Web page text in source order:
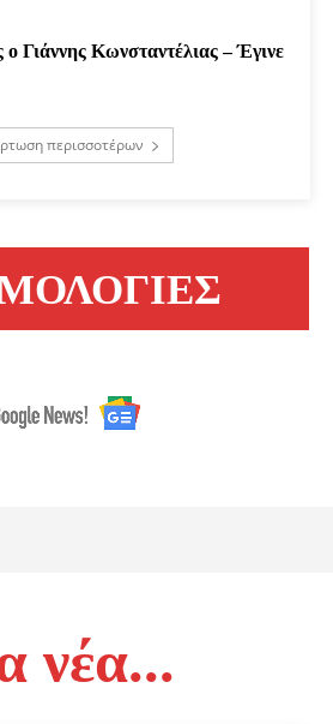
ο Γιάννης Κωνσταντέλιας – Έγινε
περισσοτέρων
νέα...